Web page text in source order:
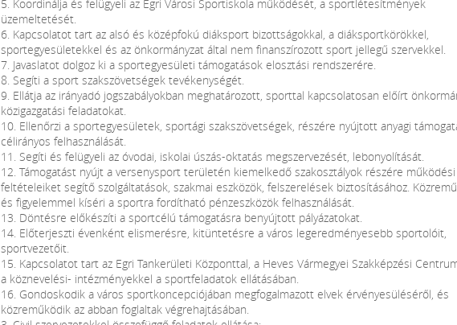
5. Koordinálja és felügyeli az Egri Városi Sportiskola működését, a sportlétesítmények
üzemeltetését.
6. Kapcsolatot tart az alsó és középfokú diáksport bizottságokkal, a diáksportkörökkel,
sportegyesületekkel és az önkormányzat által nem finanszírozott sport jellegű szervekkel.
7. Javaslatot dolgoz ki a sportegyesületi támogatások elosztási rendszerére.
8. Segíti a sport szakszövetségek tevékenységét.
9. Ellátja az irányadó jogszabályokban meghatározott, sporttal kapcsolatosan előírt
közigazgatási feladatokat.
10. Ellenőrzi a sportegyesületek, sportági szakszövetségek, részére nyújtott anyagi
célirányos felhasználását.
11. Segíti és felügyeli az óvodai, iskolai úszás-oktatás megszervezését, lebonyolítását.
12. Támogatást nyújt a versenysport területén kiemelkedő szakosztályok részére működési
feltételeiket segítő szolgáltatások, szakmai eszközök, felszerelések biztosításához.
és figyelemmel kíséri a sportra fordítható pénzeszközök felhasználását.
13. Döntésre előkészíti a sportcélú támogatásra benyújtott pályázatokat.
14. Előterjeszti évenként elismerésre, kitüntetésre a város legeredményesebb sportolóit,
sportvezetőit.
15. Kapcsolatot tart az Egri Tankerületi Központtal, a Heves Vármegyei Szakképzési
a köznevelési- intézményekkel a sportfeladatok ellátásában.
16. Gondoskodik a város sportkoncepciójában megfogalmazott elvek érvényesüléséről, és
közreműködik az abban foglaltak végrehajtásában.